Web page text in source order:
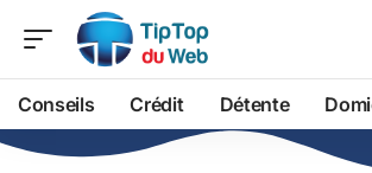
Conseils Crédit Détente